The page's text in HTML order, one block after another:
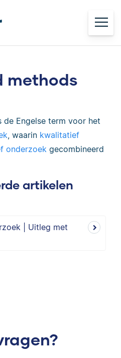
methods
de Engelse term voor het
, waarin kwalitatief
onderzoek gecombineerd
artikelen
| Uitleg met